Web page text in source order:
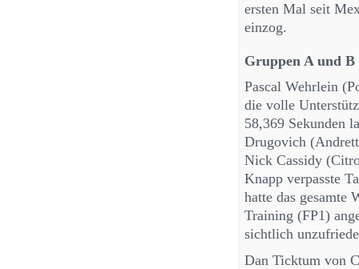
ersten Mal seit
einzog.
Gruppen A und B
Pascal Wehrlein
die volle
58,369 Sekunden
Drugovich
Nick Cassidy
Knapp verpasste
hatte das gesamte
Training (FP1)
sichtlich
Dan Ticktum von